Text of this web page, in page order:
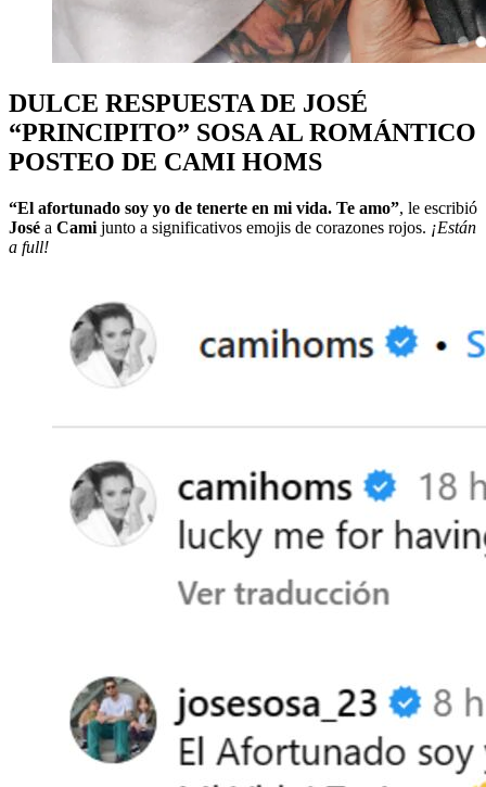
DULCE RESPUESTA DE JOSÉ
“PRINCIPITO” SOSA AL ROMÁNTICO
POSTEO DE CAMI HOMS
“El afortunado soy yo de tenerte en mi vida. Te amo”, le escribió
José a Cami junto a significativos emojis de corazones rojos. ¡Están
a full!